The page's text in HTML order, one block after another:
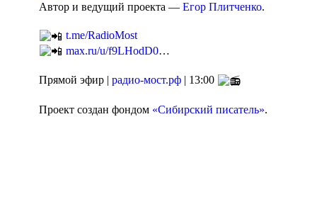
Автор и ведущий проекта — Егор Плитченко.
t.me/RadioMost
max.ru/u/f9LHodD0…
Прямой эфир | радио-мост.рф | 13:00
Проект создан фондом «Сибирский писатель».